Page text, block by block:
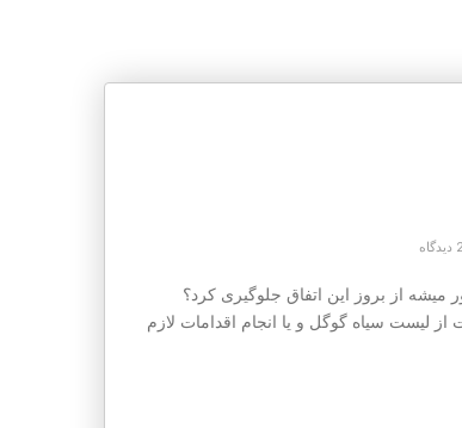
2 دیدگاه
از بروز این اتفاق جلوگیری کرد؟
از لیست سیاه گوگل و یا انجام اقدامات لازم